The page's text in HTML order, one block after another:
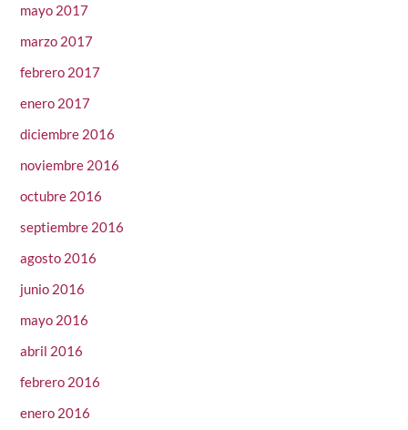
mayo 2017
marzo 2017
febrero 2017
enero 2017
diciembre 2016
noviembre 2016
octubre 2016
septiembre 2016
agosto 2016
junio 2016
mayo 2016
abril 2016
febrero 2016
enero 2016